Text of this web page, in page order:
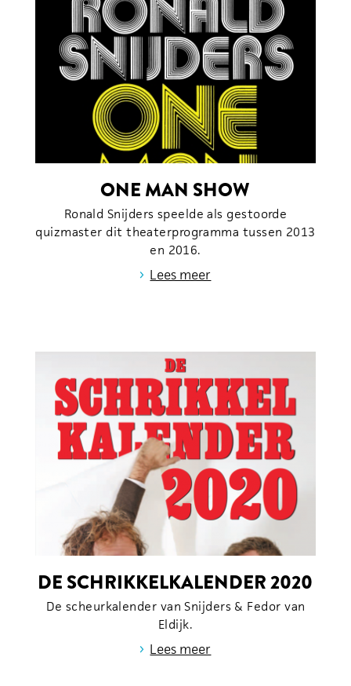
ONE MAN SHOW
Ronald Snijders speelde als gestoorde
quizmaster dit theaterprogramma tussen 2013
en 2016.
› Lees meer
DE SCHRIKKELKALENDER 2020
De scheurkalender van Snijders & Fedor van
Eldijk.
› Lees meer